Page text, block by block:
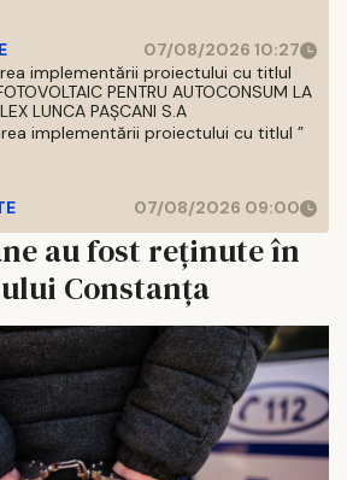
07/08/2026 10:27
implementării proiectului cu titlul
PENTRU AUTOCONSUM LA
LUNCA PAȘCANI S.A
implementării proiectului cu titlul ”
07/08/2026 09:00
au fost reținute în
Constanța